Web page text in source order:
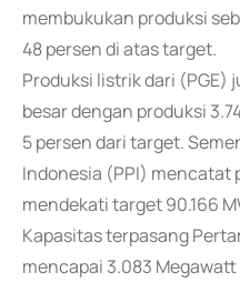
membukukan produksi
48 persen di atas target.
Produksi listrik dari (PGE)
besar dengan produksi
5 persen dari target.
Indonesia (PPI) mencatat
mendekati target 90.166
Kapasitas terpasang
mencapai 3.083